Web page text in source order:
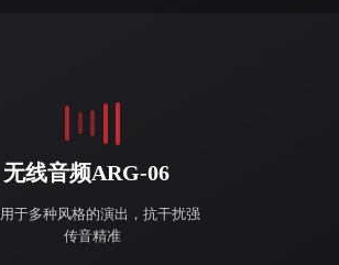
无线音频ARG-06
于多种风格的演出，抗干扰强
传音精准